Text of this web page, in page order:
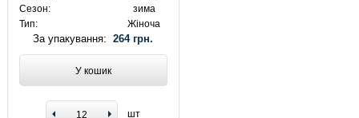
Сезон:
зима
Тип:
Жіноча
За упакування:264 грн.
У кошик
шт